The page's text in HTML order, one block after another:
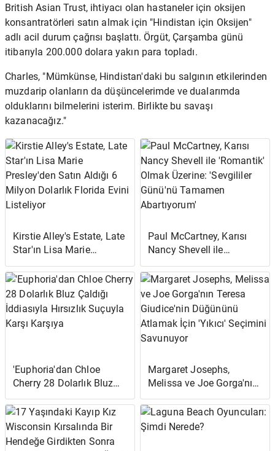
British Asian Trust, ihtiyacı olan hastaneler için oksijen
konsantratörleri satın almak için "Hindistan için Oksijen"
adlı acil durum çağrısı başlattı. Örgüt, Çarşamba günü
itibarıyla 200.000 dolara yakın para topladı.
Charles, "Mümkünse, Hindistan'daki bu salgının etkilerinden
muzdarip olanların da düşüncelerimde ve dualarımda
olduklarını bilmelerini isterim. Birlikte bu savaşı
kazanacağız."
Kirstie Alley's Estate, Late
Star'ın Lisa Marie
Presley'den Satın Aldığı 6
Milyon Dolarlık Florida
Evini Listeliyor
Paul McCartney, Karısı
Nancy Shevell ile
'Romantik' Olmak
Üzerine: 'Sevgililer
Günü'nü Tamamen
Abartıyorum'
'Euphoria'dan Chloe
Cherry 28 Dolarlık Bluz
Çaldığı İddiasıyla Hırsızlık
Suçuyla Karşı Karşıya
Margaret Josephs,
Melissa ve Joe Gorga'nın
Teresa Giudice'nin
Düğününü Atlamak İçin
'Yıkıcı' Seçimini